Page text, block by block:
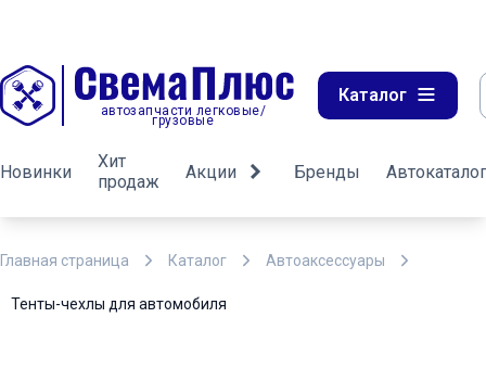
автозапчасти легковые/
грузовые
Каталог
Новинки
Хит
продаж
Акции Бренды Автокаталог
Главная страница Каталог Автоаксессуары
Тенты-чехлы для автомобиля